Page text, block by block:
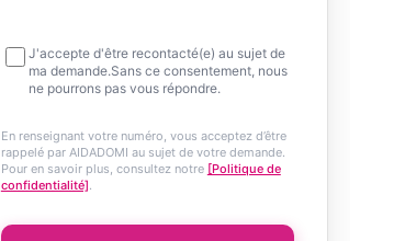
J'accepte d'être recontacté(e) au sujet de
ma demande.Sans ce consentement, nous
ne pourrons pas vous répondre.
En renseignant votre numéro, vous acceptez d’être
rappelé par AIDADOMI au sujet de votre demande.
Pour en savoir plus, consultez notre [Politique de
confidentialité]